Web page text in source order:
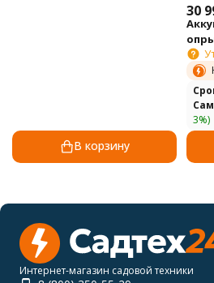
В корзину
30
3%)
Интернет-магазин садовой техники